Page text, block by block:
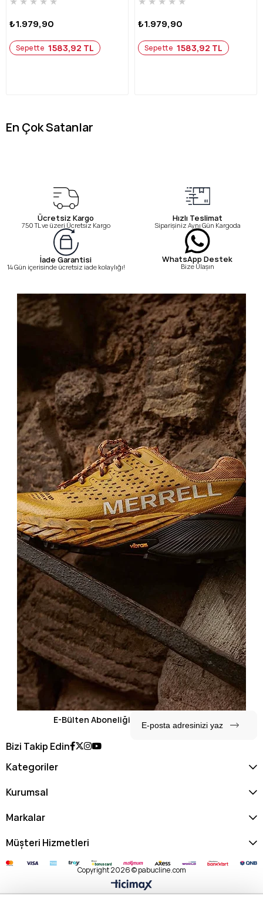
₺1.979,90
Sepette 1583,92 TL
₺1.979,90
Sepette 1583,92 TL
En Çok Satanlar
Ücretsiz Kargo
750 TL ve üzeri Ücretsiz Kargo
Hızlı Teslimat
Siparişiniz Aynı Gün Kargoda
İade Garantisi
14 Gün içerisinde ücretsiz iade kolaylığı!
WhatsApp Destek
Bize Ulaşın
E-Bülten Aboneliği
Bizi Takip Edin
Kategoriler
Kurumsal
Markalar
Müşteri Hizmetleri
Copyright 2026 © pabucline.com